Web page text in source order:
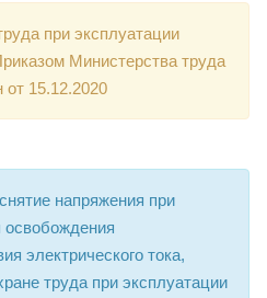
при эксплуатации
Министерства труда
15.12.2020
напряжения при
освобождения
электрического тока,
труда при эксплуатации